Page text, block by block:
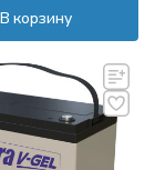
В корзину